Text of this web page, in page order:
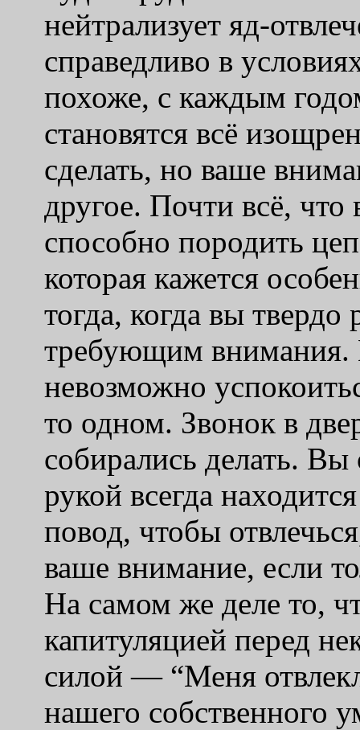
нейтрализует яд-
справедливо в
похоже, с каждым
становятся всё
сделать, но ваше
другое. Почти всё,
способно породить
которая кажется
тогда, когда вы
требующим внимания.
невозможно
то одном. Звонок в
собирались делать.
рукой всегда
повод, чтобы
ваше внимание, если
На самом же деле то,
капитуляцией перед
силой — “Меня
нашего собственного